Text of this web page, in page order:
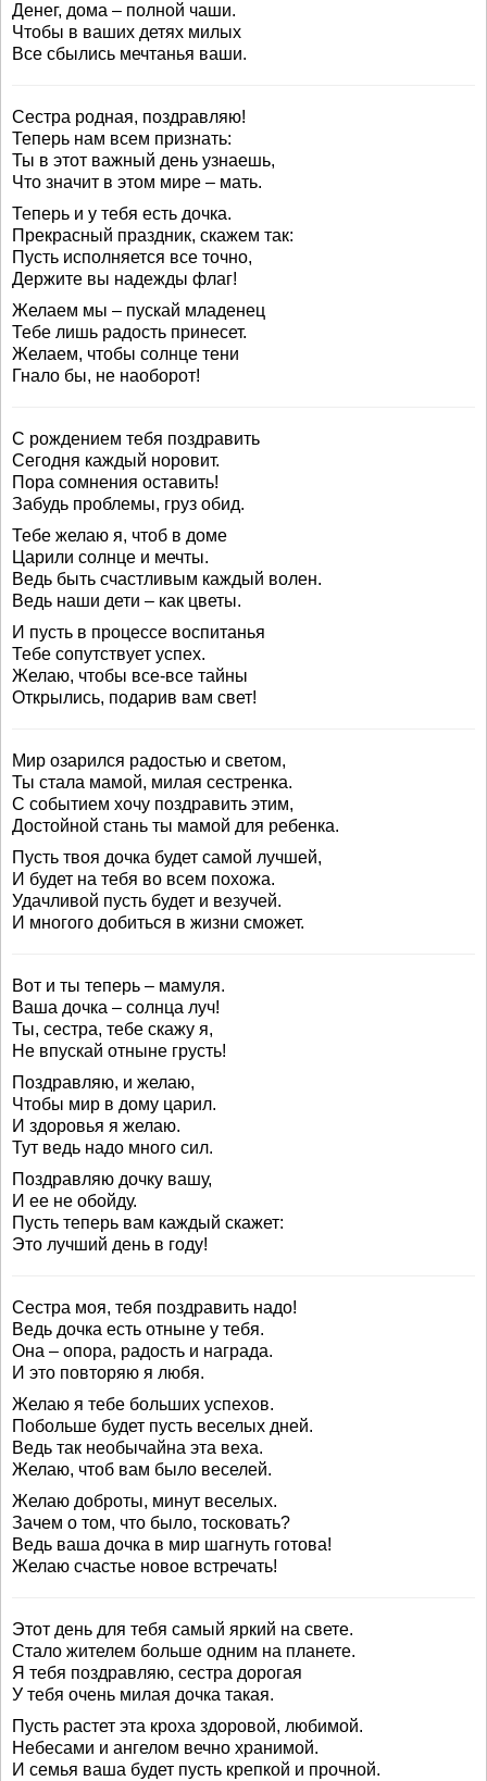
Денег, дома – полной чаши.
Чтобы в ваших детях милых
Все сбылись мечтанья ваши.
Сестра родная, поздравляю!
Теперь нам всем признать:
Ты в этот важный день узнаешь,
Что значит в этом мире – мать.
Теперь и у тебя есть дочка.
Прекрасный праздник, скажем так:
Пусть исполняется все точно,
Держите вы надежды флаг!
Желаем мы – пускай младенец
Тебе лишь радость принесет.
Желаем, чтобы солнце тени
Гнало бы, не наоборот!
С рождением тебя поздравить
Сегодня каждый норовит.
Пора сомнения оставить!
Забудь проблемы, груз обид.
Тебе желаю я, чтоб в доме
Царили солнце и мечты.
Ведь быть счастливым каждый волен.
Ведь наши дети – как цветы.
И пусть в процессе воспитанья
Тебе сопутствует успех.
Желаю, чтобы все-все тайны
Открылись, подарив вам свет!
Мир озарился радостью и светом,
Ты стала мамой, милая сестренка.
С событием хочу поздравить этим,
Достойной стань ты мамой для ребенка.
Пусть твоя дочка будет самой лучшей,
И будет на тебя во всем похожа.
Удачливой пусть будет и везучей.
И многого добиться в жизни сможет.
Вот и ты теперь – мамуля.
Ваша дочка – солнца луч!
Ты, сестра, тебе скажу я,
Не впускай отныне грусть!
Поздравляю, и желаю,
Чтобы мир в дому царил.
И здоровья я желаю.
Тут ведь надо много сил.
Поздравляю дочку вашу,
И ее не обойду.
Пусть теперь вам каждый скажет:
Это лучший день в году!
Сестра моя, тебя поздравить надо!
Ведь дочка есть отныне у тебя.
Она – опора, радость и награда.
И это повторяю я любя.
Желаю я тебе больших успехов.
Побольше будет пусть веселых дней.
Ведь так необычайна эта веха.
Желаю, чтоб вам было веселей.
Желаю доброты, минут веселых.
Зачем о том, что было, тосковать?
Ведь ваша дочка в мир шагнуть готова!
Желаю счастье новое встречать!
Этот день для тебя самый яркий на свете.
Стало жителем больше одним на планете.
Я тебя поздравляю, сестра дорогая
У тебя очень милая дочка такая.
Пусть растет эта кроха здоровой, любимой.
Небесами и ангелом вечно хранимой.
И семья ваша будет пусть крепкой и прочной.